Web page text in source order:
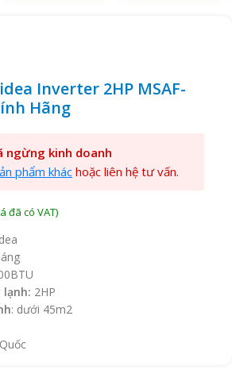
Inverter 2HP MSAF-
Hãng
ngừng kinh doanh
phẩm kháchoặc liên hệ tư vấn.
lạnh: 2HP
: dưới 45m2